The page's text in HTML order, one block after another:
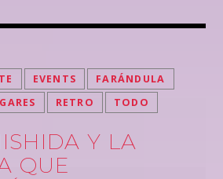
EVENTS
FARÁNDULA
RETRO TODO
Y LA
QUE